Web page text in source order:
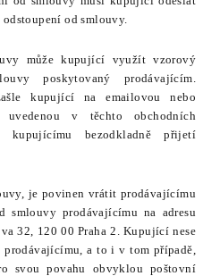
od smlouvy.
může kupující využít vzorový
poskytovaný prodávajícím.
kupující na emailovou nebo
uvedenou v těchto obchodních
kupujícímu bezodkladně přijetí
je povinen vrátit prodávajícímu
prodávajícímu na adresu
32, 120 00 Praha 2. Kupující nese
prodávajícímu, a to i v tom případě,
svou povahu obvyklou poštovní